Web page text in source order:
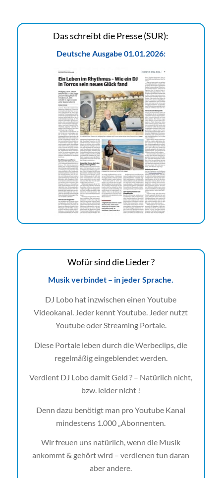
Das schreibt die Presse (SUR):
Deutsche Ausgabe 01.01.2026:
Wofür sind die Lieder ?
Musik verbindet – in jeder Sprache.
DJ Lobo hat inzwischen einen Youtube
Videokanal. Jeder kennt Youtube. Jeder nutzt
Youtube oder Streaming Portale.
Diese Portale leben durch die Werbeclips, die
regelmäßig eingeblendet werden.
Verdient DJ Lobo damit Geld ? – Natürlich nicht,
bzw. leider nicht !
Denn dazu benötigt man pro Youtube Kanal
mindestens 1.000 „Abonnenten.
Wir freuen uns natürlich, wenn die Musik
ankommt & gehört wird – verdienen tun daran
aber andere.